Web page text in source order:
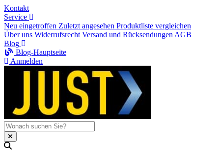
Kontakt
Service
Neu eingetroffen Zuletzt angesehen Produktliste vergleichen
Über uns Widerrufsrecht Versand und Rücksendungen AGB
Blog
Blog-Hauptseite
Anmelden